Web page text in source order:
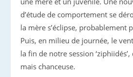
d’étude de comportement se
la mère s’éclipse, probablement
Puis, en milieu de journée, le
la fin de notre session
mais chanceuse.